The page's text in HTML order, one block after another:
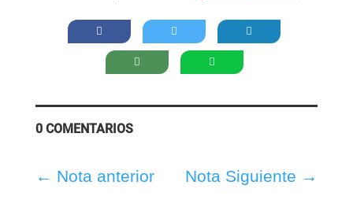
0 COMENTARIOS
← Nota anterior Nota Siguiente →